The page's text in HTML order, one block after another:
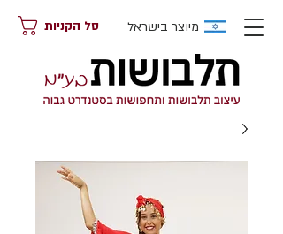
מיוצר בישראל סל הקניות